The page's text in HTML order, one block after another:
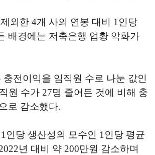
외한 4개 사의 연봉 대비 1인당
배경에는 저축은행 업황 악화가
충전이익을 임직원 수로 나눈 값인
원 수가 27명 줄어든 것에 비해 충
로 감소했다.
인당 생산성의 모수인 1인당 평균
년 대비 약 200만원 감소하며